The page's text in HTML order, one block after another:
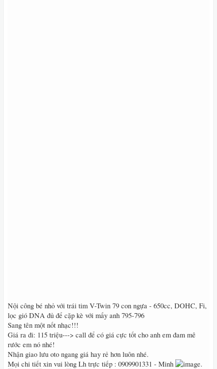
Nội công bé nhỏ với trái tim V-Twin 79 con ngựa - 650cc, DOHC, Fi,
lọc gió DNA đủ để cặp kè với mấy anh 795-796
Sang tên một nốt nhạc!!!
Giá ra đi: 115 triệu---> call để có giá cực tốt cho anh em đam mê
rước em nó nhé!
Nhận giao lưu oto ngang giá hay rẻ hơn luôn nhé.
Mọi chi tiết xin vui lòng Lh trực tiếp : 0909901331 - Minh